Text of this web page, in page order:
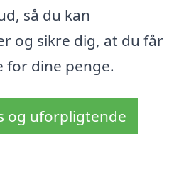
så du kan
og sikre dig, at du får
for dine penge.
og uforpligtende